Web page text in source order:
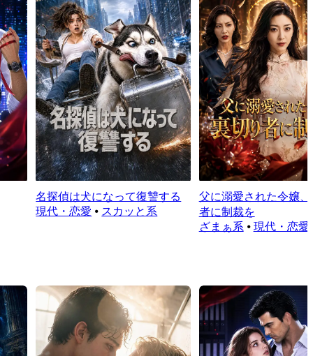
名探偵は犬になって復讐する
現代・恋愛 ⦁ スカッと系
父に溺愛された令嬢
者に制裁を
ざまぁ系 ⦁ 現代・恋愛